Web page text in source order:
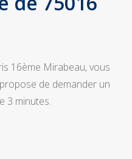
16ème Mirabeau, vous
de demander un
3 minutes.